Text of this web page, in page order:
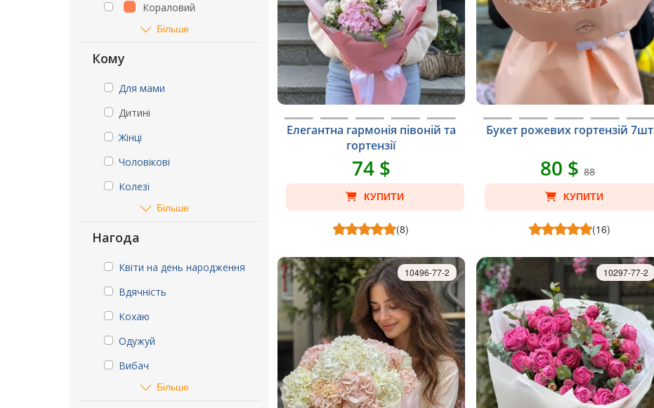
Кораловий
Більше
Кому
Для мами
Дитині
Жінці
Чоловікові
Колезі
Більше
Нагода
Квіти на день народження
Вдячність
Кохаю
Одужуй
Вибач
Більше
Елегантна гармонія півоній та
гортензії
74 $
КУПИТИ
(8)
Букет рожевих гортензій 7шт
80 $88
КУПИТИ
(16)
10496-77-2 10297-77-2